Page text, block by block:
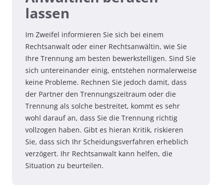
lassen
Im Zweifel informieren Sie sich bei einem
Rechtsanwalt oder einer Rechtsanwältin, wie Sie
Ihre Trennung am besten bewerkstelligen. Sind Sie
sich untereinander einig, entstehen normalerweise
keine Probleme. Rechnen Sie jedoch damit, dass
der Partner den Trennungszeitraum oder die
Trennung als solche bestreitet, kommt es sehr
wohl darauf an, dass Sie die Trennung richtig
vollzogen haben. Gibt es hieran Kritik, riskieren
Sie, dass sich Ihr Scheidungsverfahren erheblich
verzögert. Ihr Rechtsanwalt kann helfen, die
Situation zu beurteilen.